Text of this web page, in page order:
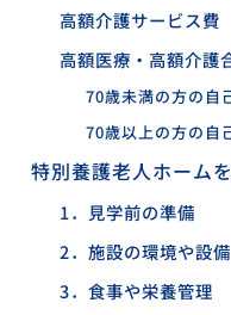
高額介護サービス費
高額医療・高額介護
70歳未満の方の自
70歳以上の方の自
特別養護老人ホーム
1．見学前の準備
2．施設の環境や設備
3．食事や栄養管理